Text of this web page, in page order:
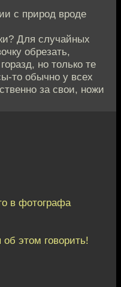
с природ вроде
Для случайных
обрезать,
но только те
то обычно у всех
за свои, ножи
в фотографа
этом говорить!